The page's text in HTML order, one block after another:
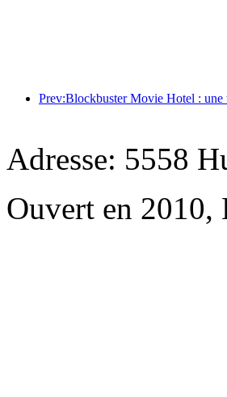
Adresse: 5558
Ouvert en